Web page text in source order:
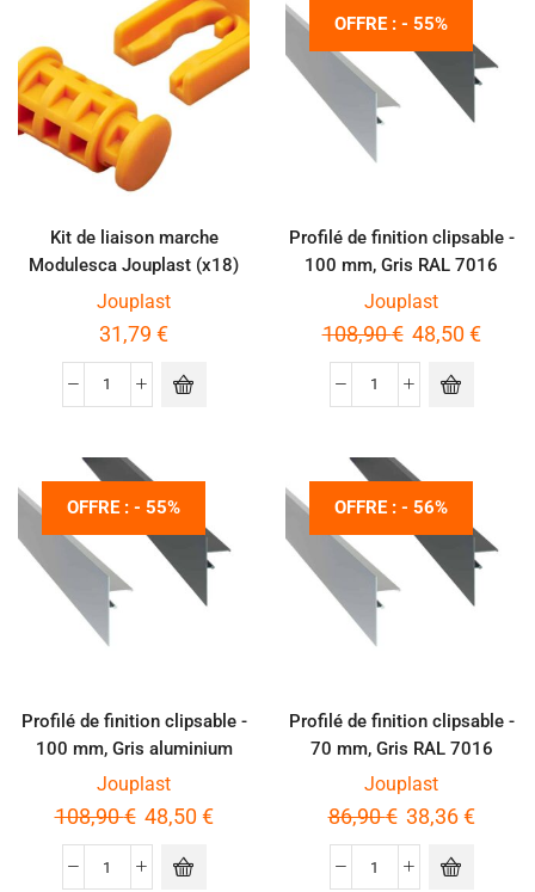
Kit de liaison marche
Modulesca Jouplast (x18)
Jouplast
31,79 €
OFFRE : - 55%
Profilé de finition clipsable -
100 mm, Gris RAL 7016
Jouplast
108,90€ 48,50€
OFFRE : - 55%
Profilé de finition clipsable -
100 mm, Gris aluminium
Jouplast
108,90€ 48,50€
OFFRE : - 56%
Profilé de finition clipsable -
70 mm, Gris RAL 7016
Jouplast
86,90€ 38,36€